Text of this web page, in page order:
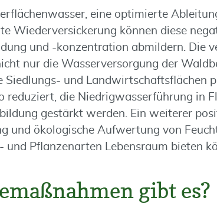
eine optimierte
Wiederversickerung können diese
und -konzentration abmildern. Die
nur die Wasserversorgung der
Siedlungs- und Landwirtschaftsflächen
reduziert, die Niedrigwasserführung in
gestärkt werden. Ein weiterer
und ökologische Aufwertung von
und Pflanzenarten Lebensraum bieten
gibt es?